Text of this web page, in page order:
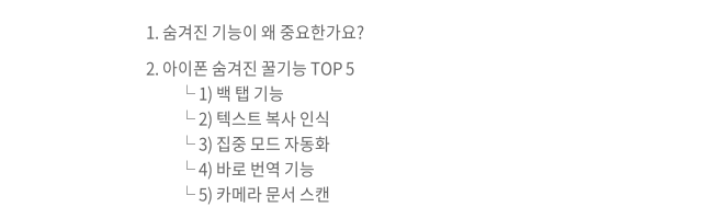
숨겨진 기능이 왜 중요한가요?
아이폰 숨겨진 꿀기능 TOP 5
└ 1) 백 탭 기능
└ 2) 텍스트 복사 인식
└ 3) 집중 모드 자동화
└ 4) 바로 번역 기능
└ 5) 카메라 문서 스캔